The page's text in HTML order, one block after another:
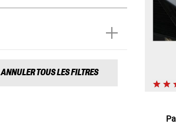
ANNULER TOUS LES FILTRES